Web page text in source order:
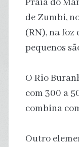
Praia do
de Zumbi,
(RN), na foz
pequenos
O Rio
com 300 a
combina
Outro